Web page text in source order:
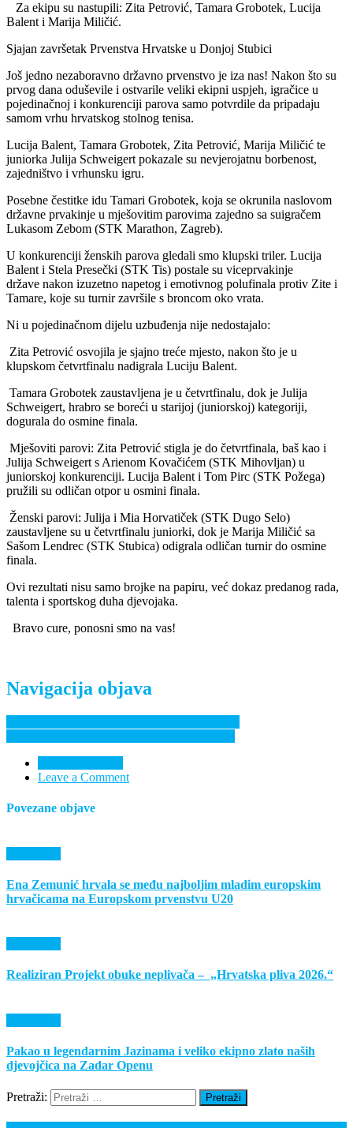
Za ekipu su nastupili: Zita Petrović, Tamara Grobotek, Lucija
Balent i Marija Miličić.
Sjajan završetak Prvenstva Hrvatske u Donjoj Stubici
Još jedno nezaboravno državno prvenstvo je iza nas! Nakon što su
prvog dana oduševile i ostvarile veliki ekipni uspjeh, igračice u
pojedinačnoj i konkurenciji parova samo potvrdile da pripadaju
samom vrhu hrvatskog stolnog tenisa.
Lucija Balent, Tamara Grobotek, Zita Petrović, Marija Miličić te
juniorka Julija Schweigert pokazale su nevjerojatnu borbenost,
zajedništvo i vrhunsku igru.
Posebne čestitke idu Tamari Grobotek, koja se okrunila naslovom
državne prvakinje u mješovitim parovima zajedno sa suigračem
Lukasom Zebom (STK Marathon, Zagreb).
U konkurenciji ženskih parova gledali smo klupski triler. Lucija
Balent i Stela Presečki (STK Tis) postale su viceprvakinje
države nakon izuzetno napetog i emotivnog polufinala protiv Zite i
Tamare, koje su turnir završile s broncom oko vrata.
Ni u pojedinačnom dijelu uzbuđenja nije nedostajalo:
Zita Petrović osvojila je sjajno treće mjesto, nakon što je u
klupskom četvrtfinalu nadigrala Luciju Balent.
Tamara Grobotek zaustavljena je u četvrtfinalu, dok je Julija
Schweigert, hrabro se boreći u starijoj (juniorskoj) kategoriji,
dogurala do osmine finala.
Mješoviti parovi: Zita Petrović stigla je do četvrtfinala, baš kao i
Julija Schweigert s Arienom Kovačićem (STK Mihovljan) u
juniorskoj konkurenciji. Lucija Balent i Tom Pirc (STK Požega)
pružili su odličan otpor u osmini finala.
Ženski parovi: Julija i Mia Horvatiček (STK Dugo Selo)
zaustavljene su u četvrtfinalu juniorki, dok je Marija Miličić sa
Sašom Lendrec (STK Stubica) odigrala odličan turnir do osmine
finala.
Ovi rezultati nisu samo brojke na papiru, već dokaz predanog rada,
talenta i sportskog duha djevojaka.
Bravo cure, ponosni smo na vas!
Navigacija objava
Leave a Comment
Povezane objave
Ena Zemunić hrvala se među najboljim mladim europskim
hrvačicama na Europskom prvenstvu U20
Realiziran Projekt obuke neplivača – „Hrvatska pliva 2026.“
Pakao u legendarnim Jazinama i veliko ekipno zlato naših
djevojčica na Zadar Openu
Pretraži: